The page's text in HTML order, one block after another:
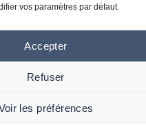
vos paramètres par défaut.
Accepter
Refuser
les préférences